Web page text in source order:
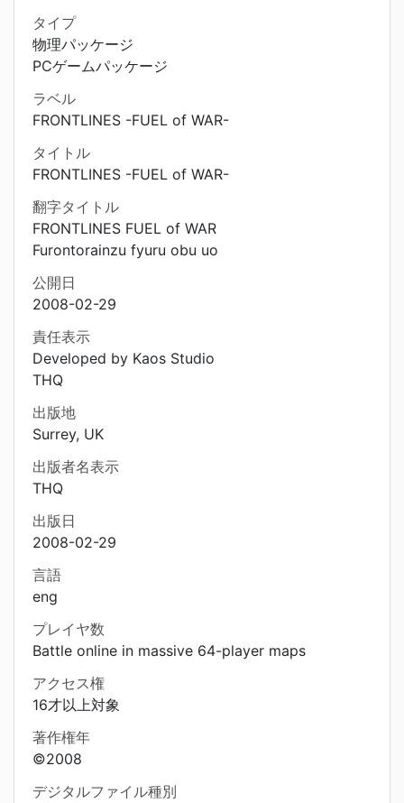
タイプ
物理パッケージ
PCゲームパッケージ
ラベル
FRONTLINES -FUEL of WAR-
タイトル
FRONTLINES -FUEL of WAR-
翻字タイトル
FRONTLINES FUEL of WAR
Furontorainzu fyuru obu uo
公開日
2008-02-29
責任表示
Developed by Kaos Studio
THQ
出版地
Surrey, UK
出版者名表示
THQ
出版日
2008-02-29
言語
eng
プレイヤ数
Battle online in massive 64-player maps
アクセス権
16才以上対象
著作権年
©2008
デジタルファイル種別